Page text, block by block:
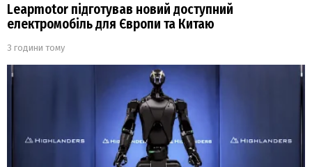
Leapmotor підготував новий доступний
електромобіль для Європи та Китаю
3 години тому